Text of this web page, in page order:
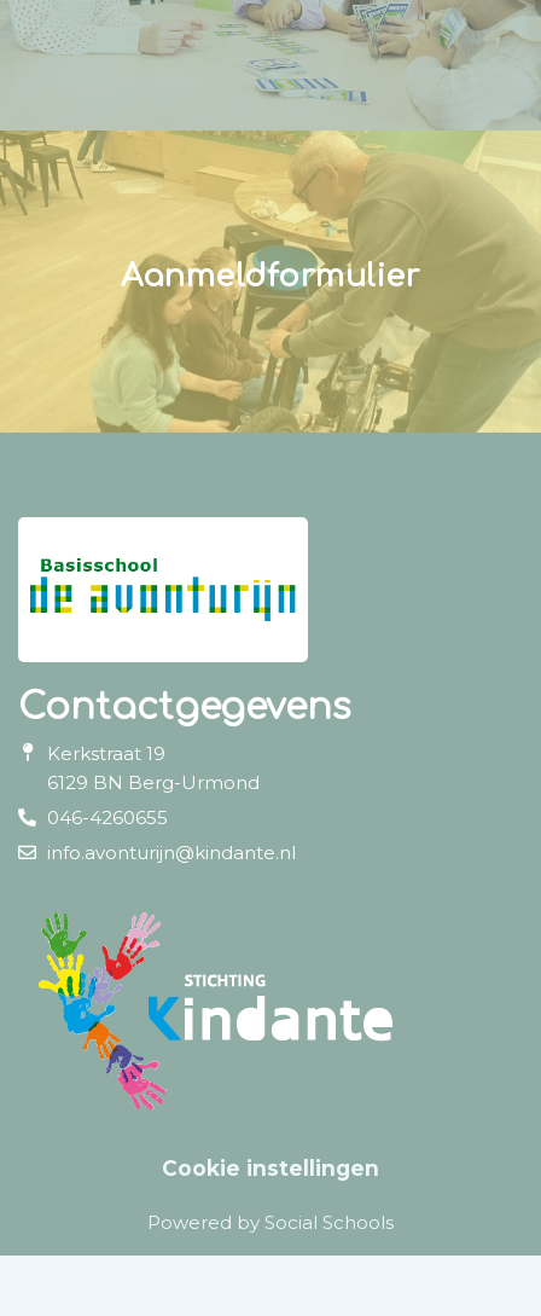
Aanmeldformulier
Contactgegevens
Kerkstraat 19
6129 BN Berg-Urmond
046-4260655
info.avonturijn@kindante.nl
Cookie instellingen
Powered by Social Schools